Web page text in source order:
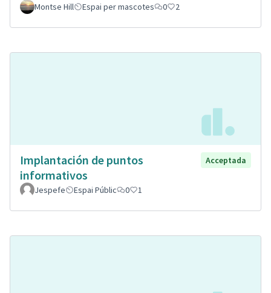
Montse Hill
Espai per mascotes 0 2
Implantación de puntos
informativos
Acceptada
Jespefe Espai Públic 0 1